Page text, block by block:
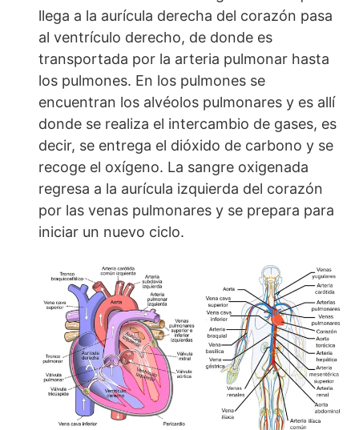
llega a la aurícula derecha del corazón pasa
al ventrículo derecho, de donde es
transportada por la arteria pulmonar hasta
los pulmones. En los pulmones se
encuentran los alvéolos pulmonares y es allí
donde se realiza el intercambio de gases, es
decir, se entrega el dióxido de carbono y se
recoge el oxígeno. La sangre oxigenada
regresa a la aurícula izquierda del corazón
por las venas pulmonares y se prepara para
iniciar un nuevo ciclo.